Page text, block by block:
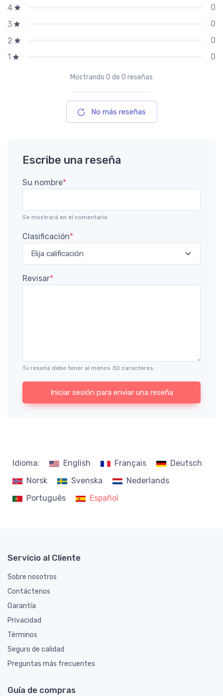
4
0
3
0
2
0
1
0
Mostrando 0 de 0 reseñas
No más reseñas
Escribe una reseña
Su nombre*
Se mostrará en el comentario.
Clasificación*
Revisar*
Tu reseña debe tener al menos 30 caracteres.
Iniciar sesión para enviar una reseña
Idioma: English Français
Deutsch
Norsk
Svenska
Nederlands
Português
Español
Servicio al Cliente
Sobre nosotros
Contáctenos
Garantía
Privacidad
Términos
Seguro de calidad
Preguntas más frecuentes
Guía de compras